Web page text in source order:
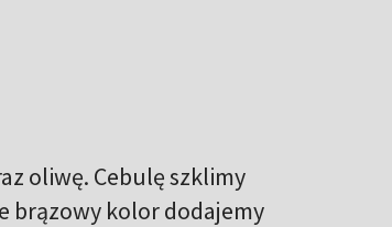
oliwę. Cebulę szklimy
brązowy kolor dodajemy